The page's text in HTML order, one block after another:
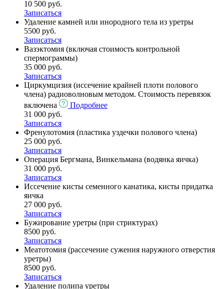
10 500 руб.
Записаться
Удаление камней или инородного тела из уретры
5500 руб.
Записаться
Вазэктомия (включая стоимость контрольной
спермограммы)
35 000 руб.
Записаться
Циркумцизия (иссечение крайней плоти полового
члена) радиоволновым методом. Cтоимость перевязок
включена
Подробнее
31 000 руб.
Записаться
Френулотомия (пластика уздечки полового члена)
25 000 руб.
Записаться
Операция Бергмана, Винкельмана (водянка яичка)
31 000 руб.
Записаться
Иссечение кисты семенного канатика, кисты придатка
яичка
27 000 руб.
Записаться
Бужирование уретры (при стриктурах)
8500 руб.
Записаться
Меатотомия (рассечение сужения наружного отверстия
уретры)
8500 руб.
Записаться
Удаление полипа уретры